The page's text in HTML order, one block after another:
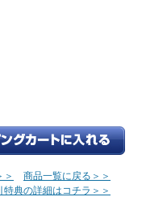
＞
商品一覧に戻る＞＞
典の詳細はコチラ＞＞